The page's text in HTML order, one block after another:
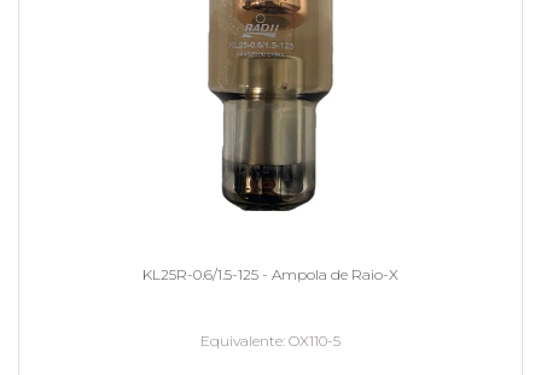
KL25R-0.6/1.5-125 - Ampola de Raio-X
Equivalente OX110-5